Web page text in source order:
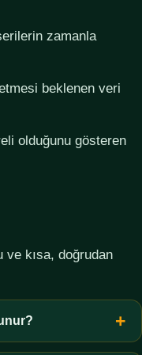
zamanla
beklenen veri
olduğunu gösteren
kısa, doğrudan
açıklamaları, veri